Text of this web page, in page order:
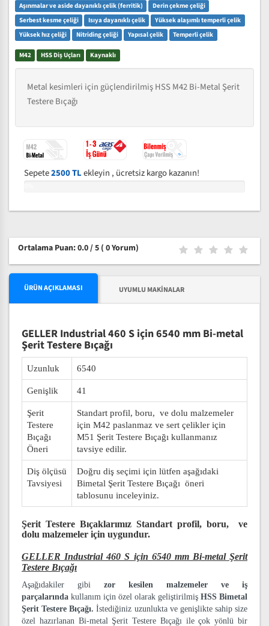
Aşınmalar ve aside dayanıklı çelik (ferritik)
Derin çekme çeliği
Serbest kesme çeliği
Isıya dayanıklı çelik
Yüksek alaşımlı temperli çelik
Yüksek hız çeliği
Nitriding çeliği Yapısal çelik Temperli çelik
M42 HSS Diş Uçları Kaynaklı
Metal kesimleri için güçlendirilmiş HSS M42 Bi-Metal Şerit
Testere Bıçağı
Sepete2500 TLekleyin , ücretsiz kargo kazanın!
Ortalama Puan: 0.0 / 5 ( 0 Yorum)
ÜRÜN AÇIKLAMASI UYUMLU MAKINALAR
GELLER Industrial 460 S için 6540 mm Bi-metal
Şerit Testere Bıçağı
Uzunluk 6540
Genişlik 41
Şerit
Testere
Bıçağı
Öneri
Standart profil, boru, ve dolu malzemeler
için M42 paslanmaz ve sert çelikler için
M51 Şerit Testere Bıçağı kullanmanız
tavsiye edilir.
Diş ölçüsü
Tavsiyesi
Doğru diş seçimi için lütfen aşağıdaki
Bimetal Şerit Testere Bıçağı öneri
tablosunu inceleyiniz.
Şerit Testere Bıçaklarımız Standart profil, boru, ve
dolu malzemeler için uygundur.
GELLER Industrial 460 S için 6540 mm Bi-metal Şerit
Testere Bıçağı
Aşağıdakiler gibi zor kesilen malzemeler ve iş
parçalarında kullanım için özel olarak geliştirilmiş HSS Bimetal
Şerit Testere Bıçağı.İstediğiniz uzunlukta ve genişlikte sahip size
özel hazırlanan Bi-metal Şerit Testere Bıçağı ile çok yönlü bir